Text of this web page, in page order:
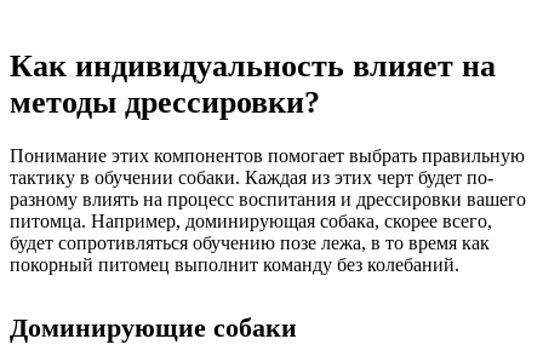
Как индивидуальность влияет на
методы дрессировки?
Понимание этих компонентов помогает выбрать правильную
тактику в обучении собаки. Каждая из этих черт будет по-
разному влиять на процесс воспитания и дрессировки вашего
питомца. Например, доминирующая собака, скорее всего,
будет сопротивляться обучению позе лежа, в то время как
покорный питомец выполнит команду без колебаний.
Доминирующие собаки